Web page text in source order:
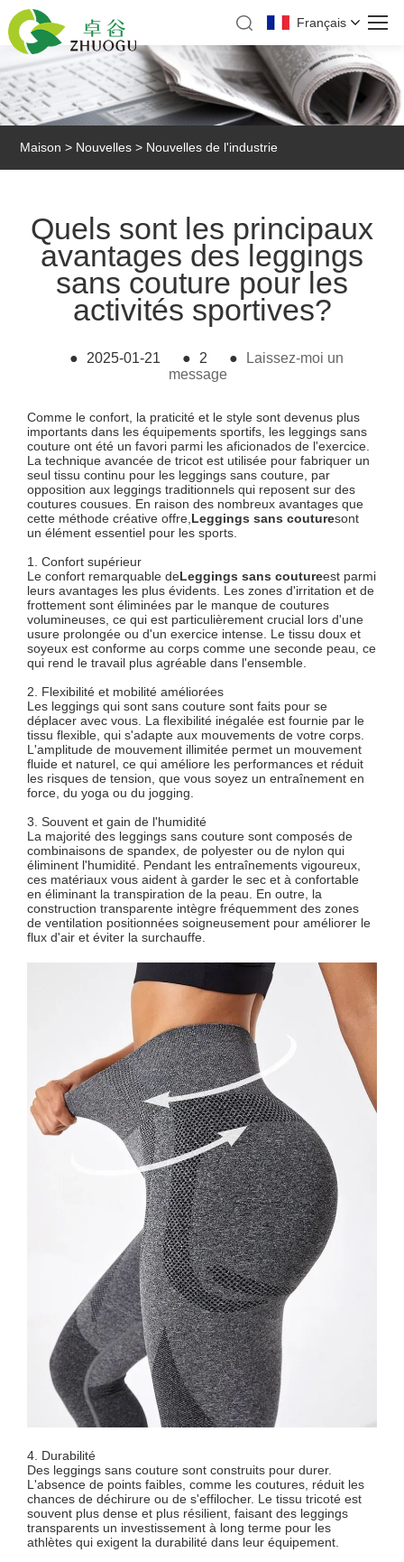
Français
Maison > Nouvelles > Nouvelles de l'industrie
Quels sont les principaux
avantages des leggings
sans couture pour les
activités sportives?
● 2025-01-21 ● 2 ●
Laissez-moi un
message
Comme le confort, la praticité et le style sont devenus plus
importants dans les équipements sportifs, les leggings sans
couture ont été un favori parmi les aficionados de l'exercice.
La technique avancée de tricot est utilisée pour fabriquer un
seul tissu continu pour les leggings sans couture, par
opposition aux leggings traditionnels qui reposent sur des
coutures cousues. En raison des nombreux avantages que
cette méthode créative offre, Leggings sans couturesont
un élément essentiel pour les sports.
1. Confort supérieur
Le confort remarquable deLeggings sans coutureest parmi
leurs avantages les plus évidents. Les zones d'irritation et de
frottement sont éliminées par le manque de coutures
volumineuses, ce qui est particulièrement crucial lors d'une
usure prolongée ou d'un exercice intense. Le tissu doux et
soyeux est conforme au corps comme une seconde peau, ce
qui rend le travail plus agréable dans l'ensemble.
2. Flexibilité et mobilité améliorées
Les leggings qui sont sans couture sont faits pour se
déplacer avec vous. La flexibilité inégalée est fournie par le
tissu flexible, qui s'adapte aux mouvements de votre corps.
L'amplitude de mouvement illimitée permet un mouvement
fluide et naturel, ce qui améliore les performances et réduit
les risques de tension, que vous soyez un entraînement en
force, du yoga ou du jogging.
3. Souvent et gain de l'humidité
La majorité des leggings sans couture sont composés de
combinaisons de spandex, de polyester ou de nylon qui
éliminent l'humidité. Pendant les entraînements vigoureux,
ces matériaux vous aident à garder le sec et à confortable
en éliminant la transpiration de la peau. En outre, la
construction transparente intègre fréquemment des zones
de ventilation positionnées soigneusement pour améliorer le
flux d'air et éviter la surchauffe.
4. Durabilité
Des leggings sans couture sont construits pour durer.
L'absence de points faibles, comme les coutures, réduit les
chances de déchirure ou de s'effilocher. Le tissu tricoté est
souvent plus dense et plus résilient, faisant des leggings
transparents un investissement à long terme pour les
athlètes qui exigent la durabilité dans leur équipement.